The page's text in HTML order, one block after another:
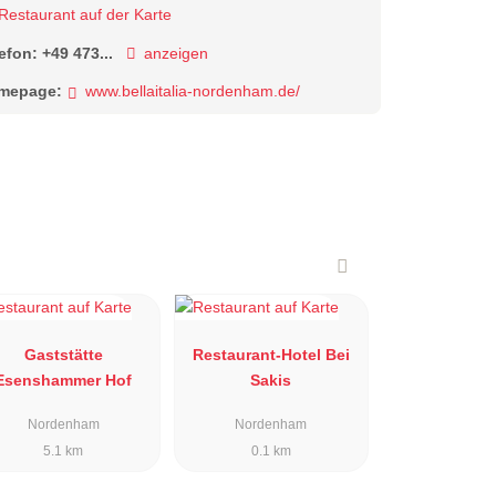
Restaurant auf der Karte
+49 473... anzeigen
www.bellaitalia-nordenham.de/
Gaststätte
Hof
Nordenham
5.1 km
Restaurant-Hotel Bei
Sakis
Nordenham
0.1 km